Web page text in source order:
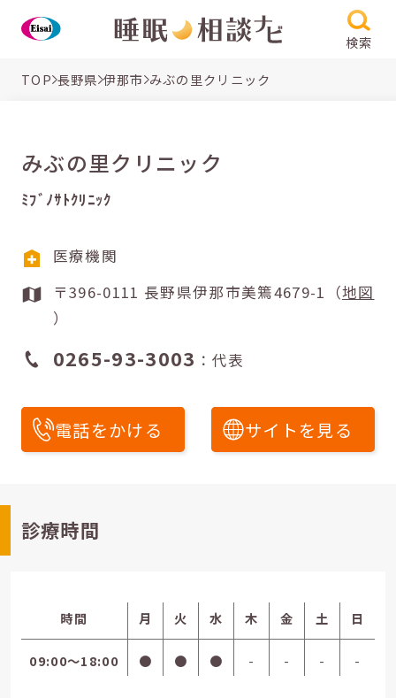
検索
TOP 長野県 伊那市 みぶの里クリニック
みぶの里クリニック
ﾐﾌﾞﾉｻﾄｸﾘﾆｯｸ
医療機関
〒396-0111 長野県伊那市美篶4679-1（地図
）
0265-93-3003 ：代表
電話をかける サイトを見る
診療時間
時間 月 火 水 木 金 土 日
09:00〜18:00 ● ● ● - - - -